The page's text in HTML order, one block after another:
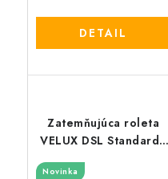
DETAIL
Zatemňujúca roleta
VELUX DSL Standard -
nová generácia
Novinka